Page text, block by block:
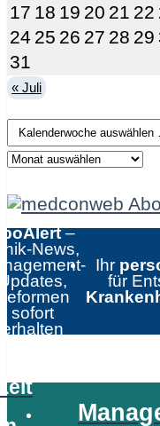
17 18 19 20 21 22
24 25 26 27 28 29
31
« Juli
–
News,
sofort
erhalten
Ihr
für